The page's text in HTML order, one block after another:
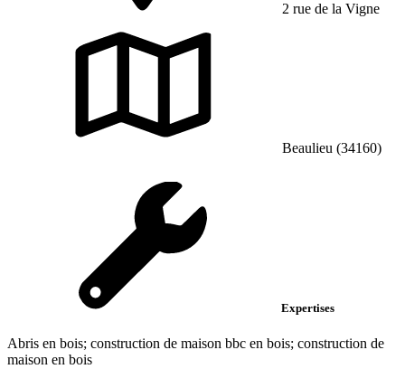
2 rue de la Vigne
Beaulieu (34160)
Expertises
Abris en bois; construction de maison bbc en bois; construction de
maison en bois